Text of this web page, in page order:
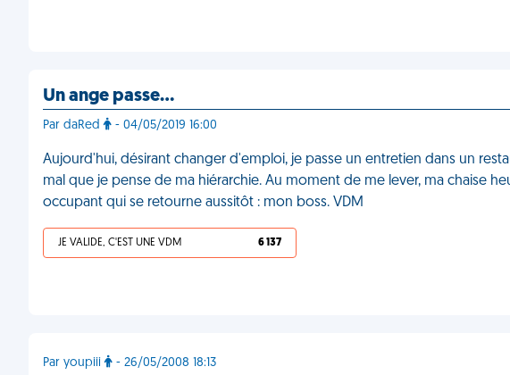
Un ange passe…
Par daRed - 04/05/2019 16:00
Aujourd'hui, désirant changer d'emploi, je passe un entretien dans un
mal que je pense de ma hiérarchie. Au moment de me lever, ma chaise
occupant qui se retourne aussitôt : mon boss. VDM
JE VALIDE, C'EST UNE VDM 6 137
Par youpiii - 26/05/2008 18:13